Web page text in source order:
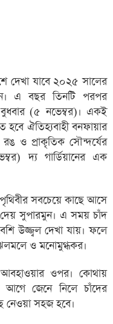
দেখা যাবে ২০২৫ সালের
এ বছর তিনটি পরপর
বুধবার (৫ নভেম্বর)। একই
ঐতিহ্যবাহী বনফায়ার
ও প্রাকৃতিক সৌন্দর্যের
দ্য গার্ডিয়ানের এক
সবচেয়ে কাছে আসে
সুপারমুন। এ সময় চাঁদ
উজ্জ্বল দেখা যায়। ফলে
ও মনোমুগ্ধকর।
ওপর। কোথায়
আগে জেনে নিলে চাঁদের
নেওয়া সহজ হবে।